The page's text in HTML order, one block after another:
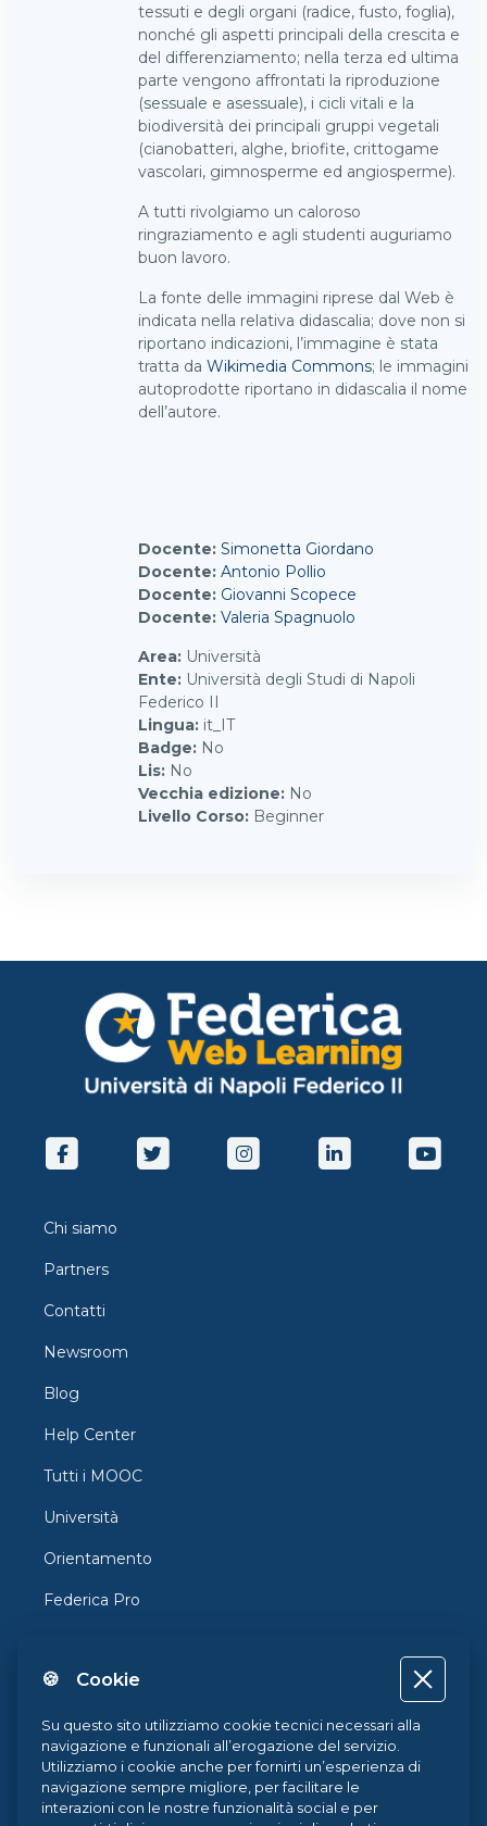
tessuti e degli organi (radice, fusto, foglia),
nonché gli aspetti principali della crescita e
del differenziamento; nella terza ed ultima
parte vengono affrontati la riproduzione
(sessuale e asessuale), i cicli vitali e la
biodiversità dei principali gruppi vegetali
(cianobatteri, alghe, briofite, crittogame
vascolari, gimnosperme ed angiosperme).
A tutti rivolgiamo un caloroso
ringraziamento e agli studenti auguriamo
buon lavoro.
La fonte delle immagini riprese dal Web è
indicata nella relativa didascalia; dove non si
riportano indicazioni, l’immagine è stata
tratta da Wikimedia Commons; le immagini
autoprodotte riportano in didascalia il nome
dell’autore.
Docente: Simonetta Giordano
Docente: Antonio Pollio
Docente: Giovanni Scopece
Docente: Valeria Spagnuolo
Area: Università
Ente: Università degli Studi di Napoli
Federico II
Lingua: it_IT
Badge: No
Lis: No
Vecchia edizione: No
Livello Corso: Beginner
Chi siamo
Partners
Contatti
Newsroom
Blog
Help Center
Tutti i MOOC
Università
Orientamento
Federica Pro
Federica Coursera
Accessibilità
Privacy
Termini e Condizioni
🍪 Cookie
Su questo sito utilizziamo cookie tecnici necessari alla
navigazione e funzionali all’erogazione del servizio.
Utilizziamo i cookie anche per fornirti un’esperienza di
navigazione sempre migliore, per facilitare le
interazioni con le nostre funzionalità social e per